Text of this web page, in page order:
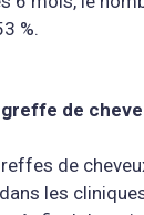
%.
de
de
les